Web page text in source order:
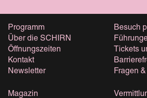
Programm
Über die SCHIRN
Öffnungszeiten
Kontakt
Newsletter
Besuch
Tickets
Fragen
Magazin